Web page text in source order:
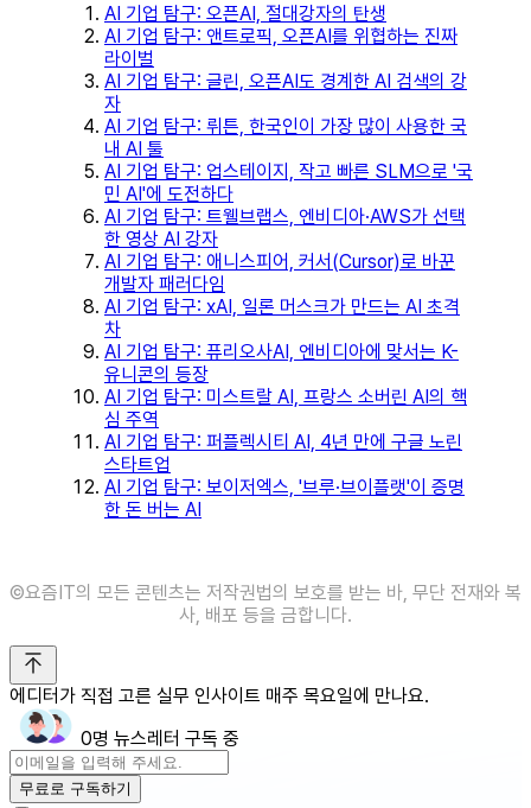
AI 기업 탐구: 오픈AI, 절대강자의 탄생
AI 기업 탐구: 앤트로픽, 오픈AI를 위협하는 진짜
라이벌
AI 기업 탐구: 글린, 오픈AI도 경계한 AI 검색의 강
자
AI 기업 탐구: 뤼튼, 한국인이 가장 많이 사용한 국
내 AI 툴
AI 기업 탐구: 업스테이지, 작고 빠른 SLM으로 '국
민 AI'에 도전하다
AI 기업 탐구: 트웰브랩스, 엔비디아·AWS가 선택
한 영상 AI 강자
AI 기업 탐구: 애니스피어, 커서(Cursor)로 바꾼
개발자 패러다임
AI 기업 탐구: xAI, 일론 머스크가 만드는 AI 초격
차
AI 기업 탐구: 퓨리오사AI, 엔비디아에 맞서는 K-
유니콘의 등장
AI 기업 탐구: 미스트랄 AI, 프랑스 소버린 AI의 핵
심 주역
AI 기업 탐구: 퍼플렉시티 AI, 4년 만에 구글 노린
스타트업
AI 기업 탐구: 보이저엑스, '브루·브이플랫'이 증명
한 돈 버는 AI
©️요즘IT의 모든 콘텐츠는 저작권법의 보호를 받는 바, 무단 전재와 복
사, 배포 등을 금합니다.
에디터가 직접 고른 실무 인사이트 매주 목요일에 만나요.
0명 뉴스레터 구독 중
무료로 구독하기